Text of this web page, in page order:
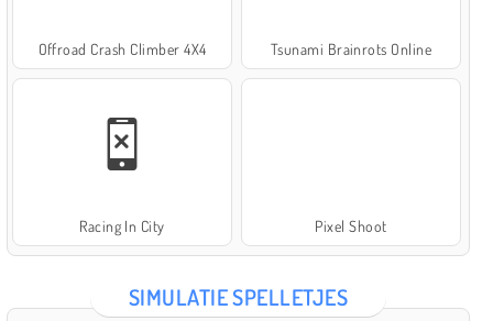
Offroad Crash Climber 4X4 Tsunami Brainrots Online
Racing In City Pixel Shoot
SIMULATIE SPELLETJES